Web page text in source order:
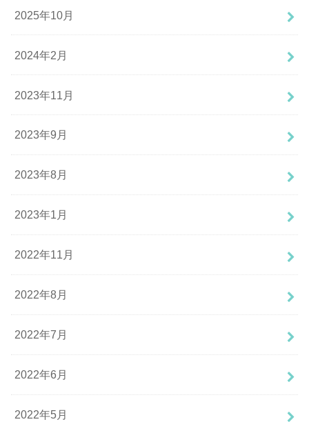
2025年10月
2024年2月
2023年11月
2023年9月
2023年8月
2023年1月
2022年11月
2022年8月
2022年7月
2022年6月
2022年5月